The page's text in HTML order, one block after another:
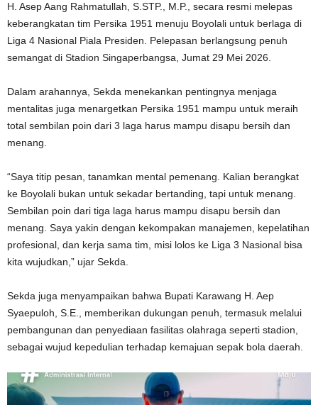
H. Asep Aang Rahmatullah, S.STP., M.P., secara resmi melepas
keberangkatan tim Persika 1951 menuju Boyolali untuk berlaga di
Liga 4 Nasional Piala Presiden. Pelepasan berlangsung penuh
semangat di Stadion Singaperbangsa, Jumat 29 Mei 2026.
Dalam arahannya, Sekda menekankan pentingnya menjaga
mentalitas juga menargetkan Persika 1951 mampu untuk meraih
total sembilan poin dari 3 laga harus mampu disapu bersih dan
menang.
“Saya titip pesan, tanamkan mental pemenang. Kalian berangkat
ke Boyolali bukan untuk sekadar bertanding, tapi untuk menang.
Sembilan poin dari tiga laga harus mampu disapu bersih dan
menang. Saya yakin dengan kekompakan manajemen, kepelatihan
profesional, dan kerja sama tim, misi lolos ke Liga 3 Nasional bisa
kita wujudkan,” ujar Sekda.
Sekda juga menyampaikan bahwa Bupati Karawang H. Aep
Syaepuloh, S.E., memberikan dukungan penuh, termasuk melalui
pembangunan dan penyediaan fasilitas olahraga seperti stadion,
sebagai wujud kepedulian terhadap kemajuan sepak bola daerah.